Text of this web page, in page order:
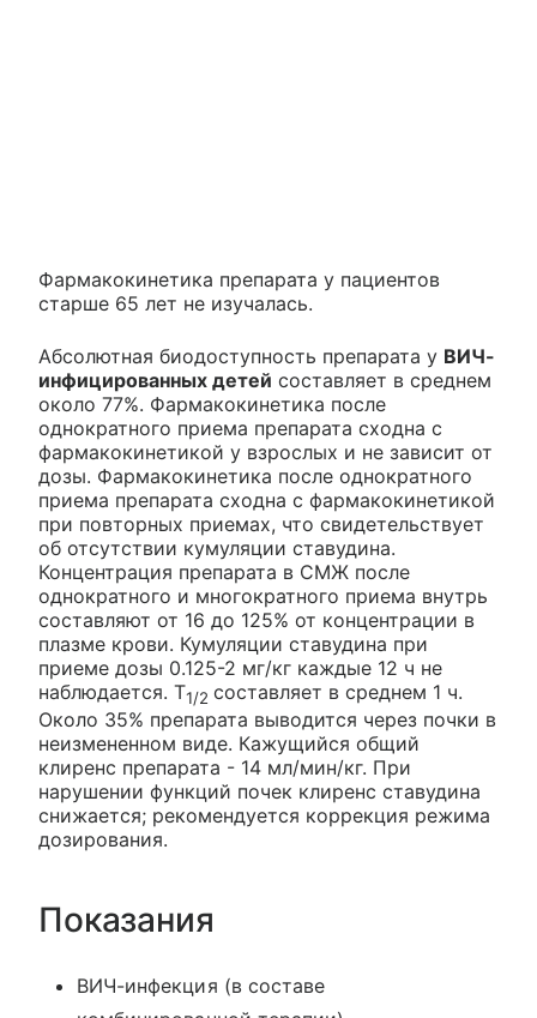
Фармакокинетика препарата у пациентов
старше 65 лет не изучалась.
Абсолютная биодоступность препарата у ВИЧ-
инфицированных детей составляет в среднем
около 77%. Фармакокинетика после
однократного приема препарата сходна с
фармакокинетикой у взрослых и не зависит от
дозы. Фармакокинетика после однократного
приема препарата сходна с фармакокинетикой
при повторных приемах, что свидетельствует
об отсутствии кумуляции ставудина.
Концентрация препарата в СМЖ после
однократного и многократного приема внутрь
составляют от 16 до 125% от концентрации в
плазме крови. Кумуляции ставудина при
приеме дозы 0.125-2 мг/кг каждые 12 ч не
наблюдается. T1/2 составляет в среднем 1 ч.
Около 35% препарата выводится через почки в
неизмененном виде. Кажущийся общий
клиренс препарата - 14 мл/мин/кг. При
нарушении функций почек клиренс ставудина
снижается; рекомендуется коррекция режима
дозирования.
Показания
ВИЧ-инфекция (в составе